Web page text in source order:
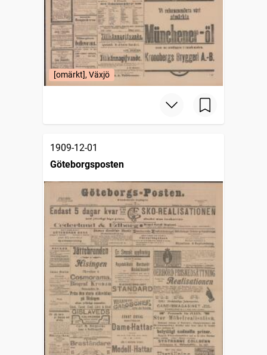
[omärkt], Växjö
1909-12-01
Göteborgsposten